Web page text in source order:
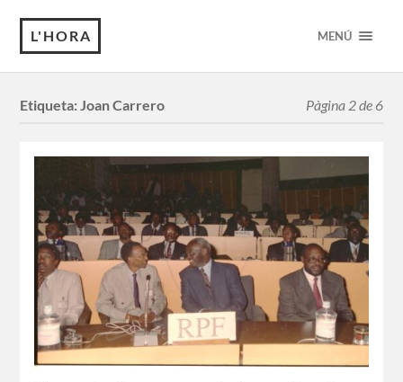
L'HORA MENÚ
Etiqueta:Joan Carrero Pàgina 2 de 6